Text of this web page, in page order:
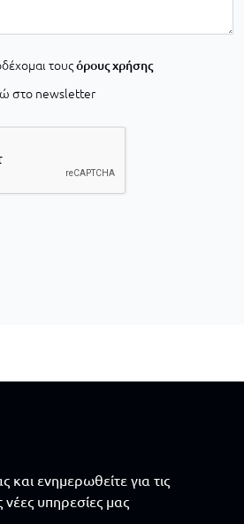
τουςόρους χρήσης
στο newsletter
ενημερωθείτε για τις
υπηρεσίες μας